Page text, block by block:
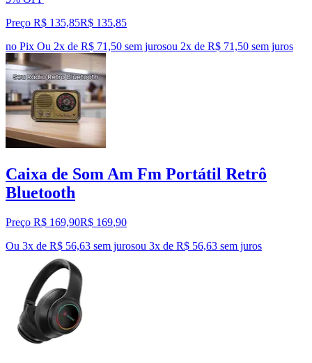
Preço R$ 135,85R$ 135,85
no Pix Ou 2x de R$ 71,50 sem jurosou 2x de R$ 71,50 sem juros
Caixa de Som Am Fm Portátil Retrô
Bluetooth
Preço R$ 169,90R$ 169,90
Ou 3x de R$ 56,63 sem jurosou 3x de R$ 56,63 sem juros